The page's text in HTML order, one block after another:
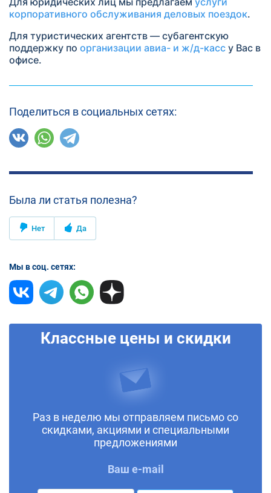
корпоративного обслуживания деловых поездок.
Для туристических агентств — субагентскую
поддержку по организации авиа- и ж/д-касс у Вас в
офисе.
Поделиться в социальных сетях:
Была ли статья полезна?
Нет Да
Мы в соц. сетях:
Классные цены и скидки
Раз в неделю мы отправляем письмо со
скидками, акциями и специальными
предложениями
Ваш e-mail